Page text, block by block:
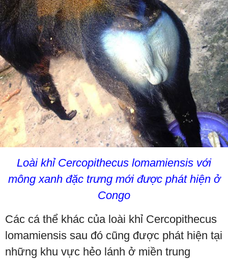
Loài khỉ Cercopithecus lomamiensis với
mông xanh đặc trưng mới được phát hiện ở
Congo
Các cá thể khác của loài khỉ Cercopithecus
lomamiensis sau đó cũng được phát hiện tại
những khu vực hẻo lánh ở miền trung